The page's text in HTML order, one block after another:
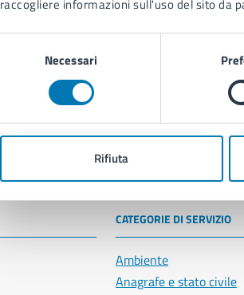
raccogliere informazioni sull'uso del sito da
Necessari
Rifiuta
Problemi in
Segnala
Comune di Napoli
CATEGORIE DI SERVIZIO
Ambiente
Anagrafe e stato civile